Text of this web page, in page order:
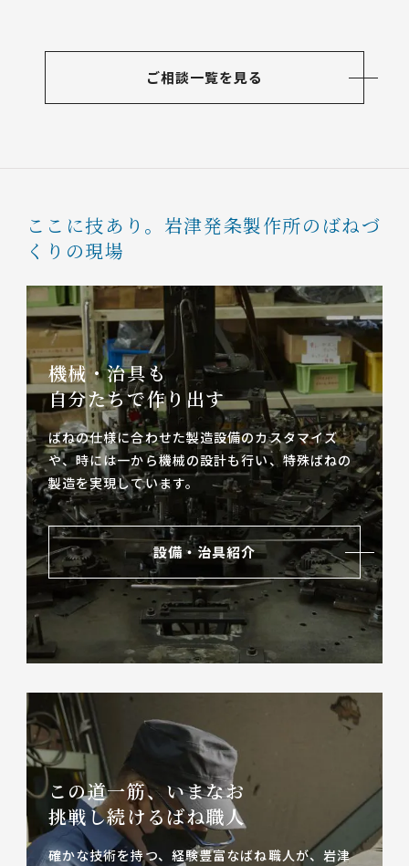
ご相談一覧を見る
ここに技あり。 岩津発条製作所のばねづ
くりの現場
機械・治具も
自分たちで作り出す
ばねの仕様に合わせた製造設備のカスタマイズ
や、時には一から機械の設計も行い、特殊ばねの
製造を実現しています。
設備・治具紹介
この道一筋、いまなお
挑戦し続けるばね職人
確かな技術を持つ、経験豊富なばね職人が、岩津